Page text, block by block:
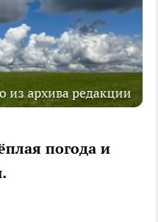
из архива редакции
погода и